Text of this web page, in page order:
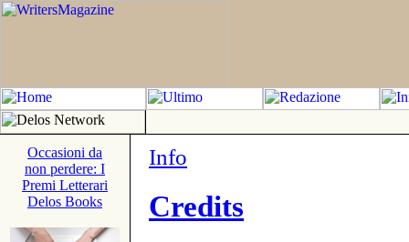
Occasioni da
non perdere: I
Premi Letterari
Delos Books
Info
Credits